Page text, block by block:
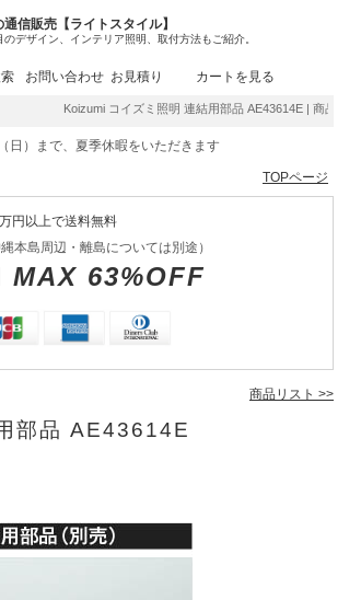
信販売【ライトスタイル】
デザイン、インテリア照明、取付方法もご紹介。
お問い合わせ お見積り カートを見る
Koizumi コイズミ照明 連結用部品 AE43614E | 商品紹介 |
日）まで、夏季休暇をいただきます
TOPページ
円以上で送料無料
本島周辺・離島については別途）
MAX 63%OFF
商品リスト >>
部品 AE43614E